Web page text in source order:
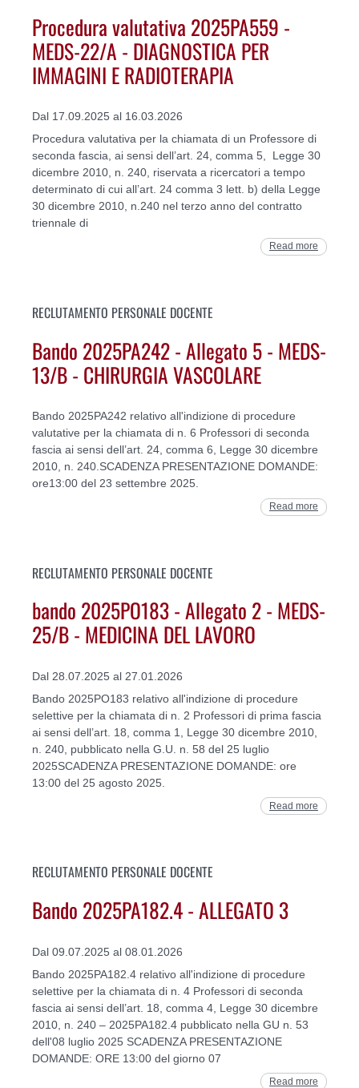
Procedura valutativa 2025PA559 -
MEDS-22/A - DIAGNOSTICA PER
IMMAGINI E RADIOTERAPIA
Dal 17.09.2025 al 16.03.2026
Procedura valutativa per la chiamata di un Professore di
seconda fascia, ai sensi dell’art. 24, comma 5, Legge 30
dicembre 2010, n. 240, riservata a ricercatori a tempo
determinato di cui all’art. 24 comma 3 lett. b) della Legge
30 dicembre 2010, n.240 nel terzo anno del contratto
triennale di
Read more
RECLUTAMENTO PERSONALE DOCENTE
Bando 2025PA242 - Allegato 5 - MEDS-
13/B - CHIRURGIA VASCOLARE
Bando 2025PA242 relativo all'indizione di procedure
valutative per la chiamata di n. 6 Professori di seconda
fascia ai sensi dell’art. 24, comma 6, Legge 30 dicembre
2010, n. 240.SCADENZA PRESENTAZIONE DOMANDE:
ore13:00 del 23 settembre 2025.
Read more
RECLUTAMENTO PERSONALE DOCENTE
bando 2025PO183 - Allegato 2 - MEDS-
25/B - MEDICINA DEL LAVORO
Dal 28.07.2025 al 27.01.2026
Bando 2025PO183 relativo all'indizione di procedure
selettive per la chiamata di n. 2 Professori di prima fascia
ai sensi dell’art. 18, comma 1, Legge 30 dicembre 2010,
n. 240, pubblicato nella G.U. n. 58 del 25 luglio
2025SCADENZA PRESENTAZIONE DOMANDE: ore
13:00 del 25 agosto 2025.
Read more
RECLUTAMENTO PERSONALE DOCENTE
Bando 2025PA182.4 - ALLEGATO 3
Dal 09.07.2025 al 08.01.2026
Bando 2025PA182.4 relativo all'indizione di procedure
selettive per la chiamata di n. 4 Professori di seconda
fascia ai sensi dell’art. 18, comma 4, Legge 30 dicembre
2010, n. 240 – 2025PA182.4 pubblicato nella GU n. 53
dell'08 luglio 2025 SCADENZA PRESENTAZIONE
DOMANDE: ORE 13:00 del giorno 07
Read more